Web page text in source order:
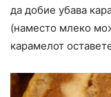
да добие убава
(наместо млеко
карамелот